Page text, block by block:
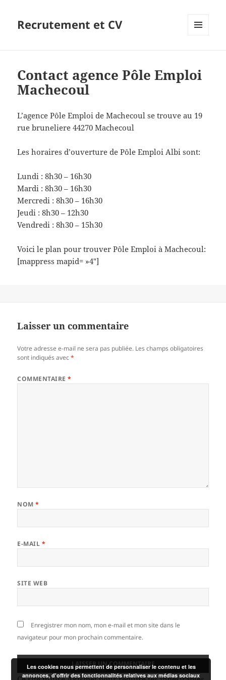
Recrutement et CV
Contact agence Pôle Emploi
Machecoul
L’agence Pôle Emploi de Machecoul se trouve au 19
rue bruneliere 44270 Machecoul
Les horaires d’ouverture de Pôle Emploi Albi sont:
Lundi : 8h30 – 16h30
Mardi : 8h30 – 16h30
Mercredi : 8h30 – 16h30
Jeudi : 8h30 – 12h30
Vendredi : 8h30 – 15h30
Voici le plan pour trouver Pôle Emploi à Machecoul:
[mappress mapid= »4″]
Laisser un commentaire
Votre adresse e-mail ne sera pas publiée. Les champs obligatoires
sont indiqués avec*
COMMENTAIRE*
NOM*
E-MAIL *
SITE WEB
Enregistrer mon nom, mon e-mail et mon site dans le
navigateur pour mon prochain commentaire.
Les cookies nous permettent de personnaliser le contenu et les
annonces, d'offrir des fonctionnalités relatives aux médias sociaux